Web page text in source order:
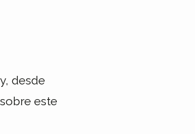
desde
este